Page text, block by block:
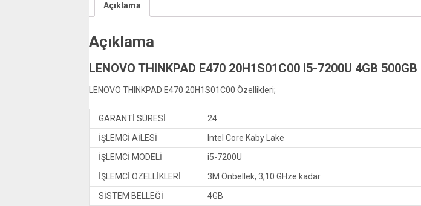
Açıklama
Açıklama
LENOVO THINKPAD E470 20H1S01C00 I5-7200U 4GB 500GB
LENOVO THINKPAD E470 20H1S01C00 Özellikleri;
GARANTİ SÜRESİ
24
İŞLEMCİ AİLESİ
Intel Core Kaby Lake
İŞLEMCİ MODELİ
i5-7200U
İŞLEMCİ ÖZELLİKLERİ
3M Önbellek, 3,10 GHze kadar
SİSTEM BELLEĞİ
4GB